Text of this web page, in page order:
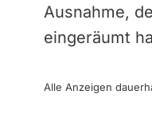
Ausnahme,
eingeräumt
Alle Anzeigen